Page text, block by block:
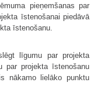
pieņemšanas par
īstenošanai piedāvā
īstenošanu.
līgumu par projekta
par projekta īstenošanu
nākamo lielāko punktu